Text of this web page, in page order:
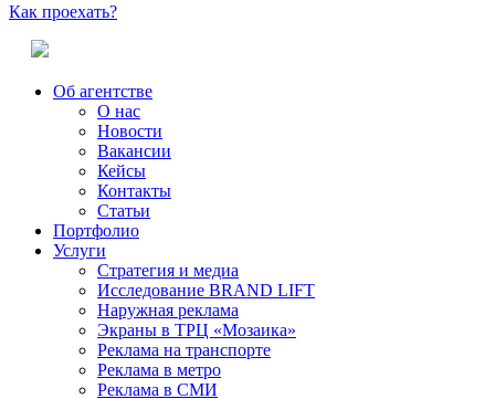
Как проехать?
Об агентстве
О нас
Новости
Вакансии
Кейсы
Контакты
Статьи
Портфолио
Услуги
Стратегия и медиа
Исследование BRAND LIFT
Наружная реклама
Экраны в ТРЦ «Мозаика»
Реклама на транспорте
Реклама в метро
Реклама в СМИ